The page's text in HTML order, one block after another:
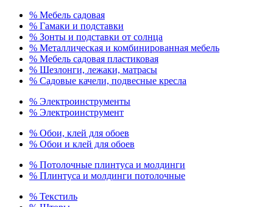
% Мебель садовая
% Гамаки и подставки
% Зонты и подставки от солнца
% Металлическая и комбинированная мебель
% Мебель садовая пластиковая
% Шезлонги, лежаки, матрасы
% Садовые качели, подвесные кресла
% Электроинструменты
% Электроинструмент
% Обои, клей для обоев
% Обои и клей для обоев
% Потолочные плинтуса и молдинги
% Плинтуса и молдинги потолочные
% Текстиль